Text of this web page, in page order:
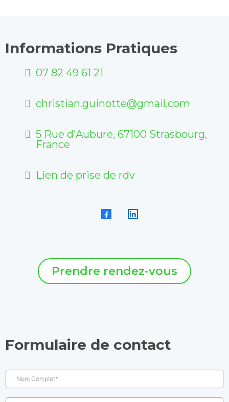
Informations Pratiques
07 82 49 61 21
christian.guinotte@gmail.com
5 Rue d'Aubure, 67100 Strasbourg,
France
Lien de prise de rdv
Prendre rendez-vous
Formulaire de contact